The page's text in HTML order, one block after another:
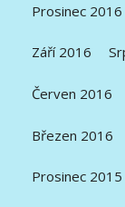
Prosinec 2016
Září 2016
Červen 2016
Březen 2016
Prosinec 2015